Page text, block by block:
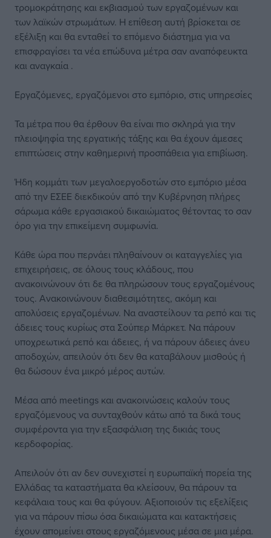
τρομοκράτησης και εκβιασμού των εργαζομένων και
των λαϊκών στρωμάτων. Η επίθεση αυτή βρίσκεται σε
εξέλιξη και θα ενταθεί το επόμενο διάστημα για να
επισφραγίσει τα νέα επώδυνα μέτρα σαν αναπόφευκτα
και αναγκαία .
Εργαζόμενες, εργαζόμενοι στο εμπόριο, στις υπηρεσίες
Τα μέτρα που θα έρθουν θα είναι πιο σκληρά για την
πλειοψηφία της εργατικής τάξης και θα έχουν άμεσες
επιπτώσεις στην καθημερινή προσπάθεια για επιβίωση.
Ήδη κομμάτι των μεγαλοεργοδοτών στο εμπόριο μέσα
από την ΕΣΕΕ διεκδικούν από την Κυβέρνηση πλήρες
σάρωμα κάθε εργασιακού δικαιώματος θέτοντας το σαν
όρο για την επικείμενη συμφωνία.
Κάθε ώρα που περνάει πληθαίνουν οι καταγγελίες για
επιχειρήσεις, σε όλους τους κλάδους, που
ανακοινώνουν ότι δε θα πληρώσουν τους εργαζομένους
τους. Ανακοινώνουν διαθεσιμότητες, ακόμη και
απολύσεις εργαζομένων. Να αναστείλουν τα ρεπό και τις
άδειες τους κυρίως στα Σούπερ Μάρκετ. Να πάρουν
υποχρεωτικά ρεπό και άδειες, ή να πάρουν άδειες άνευ
αποδοχών, απειλούν ότι δεν θα καταβάλουν μισθούς ή
θα δώσουν ένα μικρό μέρος αυτών.
Μέσα από meetings και ανακοινώσεις καλούν τους
εργαζόμενους να συνταχθούν κάτω από τα δικά τους
συμφέροντα για την εξασφάλιση της δικιάς τους
κερδοφορίας.
Απειλούν ότι αν δεν συνεχιστεί η ευρωπαϊκή πορεία της
Ελλάδας τα καταστήματα θα κλείσουν, θα πάρουν τα
κεφάλαια τους και θα φύγουν. Αξιοποιούν τις εξελίξεις
για να πάρουν πίσω όσα δικαιώματα και κατακτήσεις
έχουν απομείνει στους εργαζόμενους μέσα σε μια μέρα.